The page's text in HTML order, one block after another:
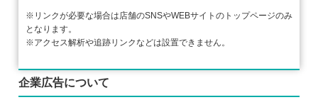
※リンクが必要な場合は店舗のSNSやWEBサイトのトップページのみ
となります。
※アクセス解析や追跡リンクなどは設置できません。
企業広告について